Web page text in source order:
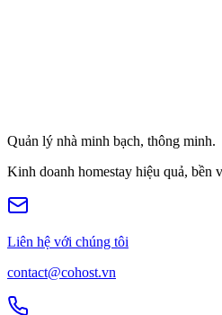
Quản lý nhà minh bạch, thông minh.
Kinh doanh homestay hiệu quả, bền
Liên hệ với chúng tôi
contact@cohost.vn